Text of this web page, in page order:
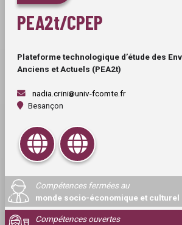
PEA2t/CPEP
Plateforme technologique d’étude des
Anciens et Actuels (PEA2t)
nadia.crini
univ-fcomte.fr
Besançon
Compétences fermées au
monde socio-économique et culturel
Compétences ouvertes